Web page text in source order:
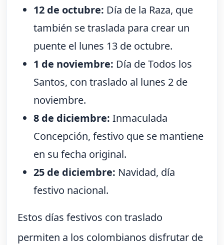
12 de octubre: Día de la Raza, que
también se traslada para crear un
puente el lunes 13 de octubre.
1 de noviembre: Día de Todos los
Santos, con traslado al lunes 2 de
noviembre.
8 de diciembre: Inmaculada
Concepción, festivo que se mantiene
en su fecha original.
25 de diciembre: Navidad, día
festivo nacional.
Estos días festivos con traslado
permiten a los colombianos disfrutar de